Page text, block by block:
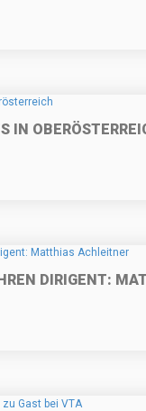
IN
DIRIGENT: